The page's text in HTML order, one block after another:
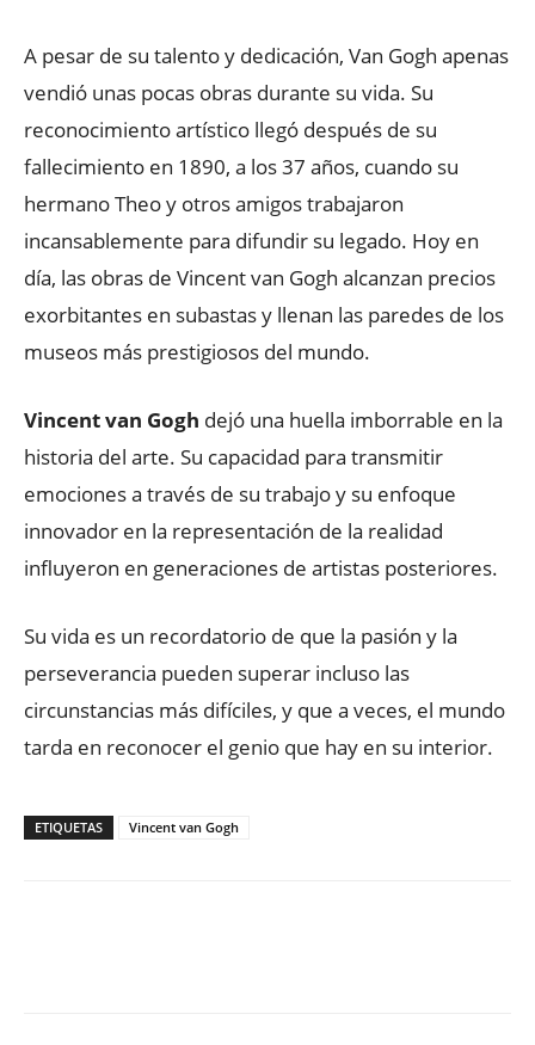
A pesar de su talento y dedicación, Van Gogh apenas
vendió unas pocas obras durante su vida. Su
reconocimiento artístico llegó después de su
fallecimiento en 1890, a los 37 años, cuando su
hermano Theo y otros amigos trabajaron
incansablemente para difundir su legado. Hoy en
día, las obras de Vincent van Gogh alcanzan precios
exorbitantes en subastas y llenan las paredes de los
museos más prestigiosos del mundo.
Vincent van Gogh dejó una huella imborrable en la
historia del arte. Su capacidad para transmitir
emociones a través de su trabajo y su enfoque
innovador en la representación de la realidad
influyeron en generaciones de artistas posteriores.
Su vida es un recordatorio de que la pasión y la
perseverancia pueden superar incluso las
circunstancias más difíciles, y que a veces, el mundo
tarda en reconocer el genio que hay en su interior.
ETIQUETAS Vincent van Gogh